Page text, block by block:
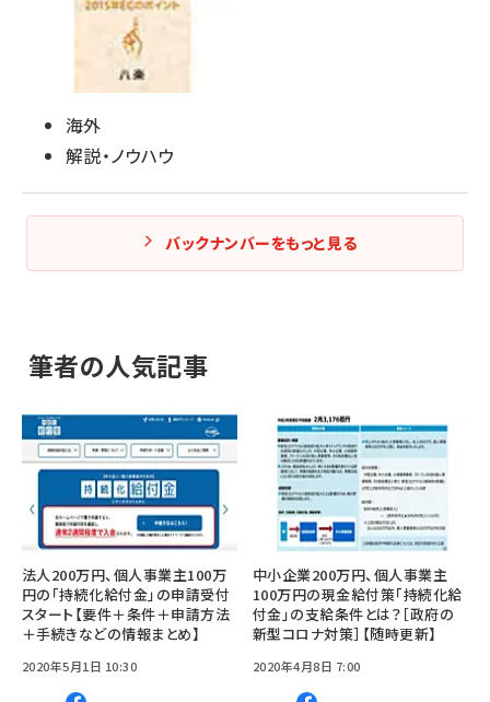
海外
解説・ノウハウ
バックナンバーをもっと見る
筆者の人気記事
法人200万円、個人事業主100万
円の「持続化給付金」の申請受付
スタート【要件＋条件＋申請方法
＋手続きなどの情報まとめ】
2020年5月1日 10:30
中小企業200万円、個人事業主
100万円の現金給付策「持続化給
付金」の支給条件とは？［政府の
新型コロナ対策］【随時更新】
2020年4月8日 7:00